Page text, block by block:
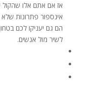
אז אם אתם אלו שהקול
אינספור פתרונות
הם גם יעניקו לכם
לשיר מול אנשים.